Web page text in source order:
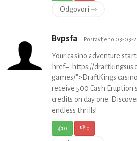
Odgovori ⇾
Bvpsfa Postavljeno 03-03-
Your casino adventure
href="https://
games/">DraftKings
receive 500 Cash Eruption
credits on day one.
endless thrills!
👍0 👎0